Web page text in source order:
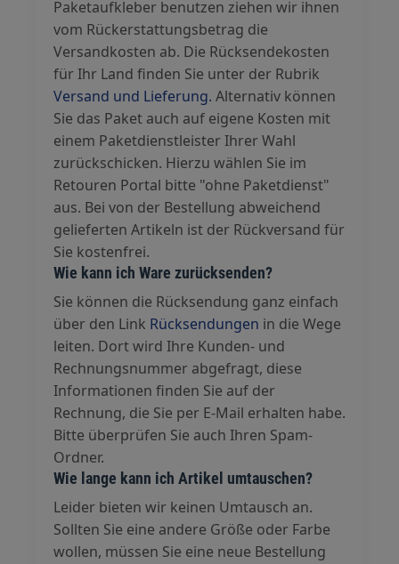
Paketaufkleber benutzen ziehen wir ihnen
vom Rückerstattungsbetrag die
Versandkosten ab. Die Rücksendekosten
für Ihr Land finden Sie unter der Rubrik
Versand und Lieferung. Alternativ können
Sie das Paket auch auf eigene Kosten mit
einem Paketdienstleister Ihrer Wahl
zurückschicken. Hierzu wählen Sie im
Retouren Portal bitte "ohne Paketdienst"
aus. Bei von der Bestellung abweichend
gelieferten Artikeln ist der Rückversand für
Sie kostenfrei.
Wie kann ich Ware zurücksenden?
Sie können die Rücksendung ganz einfach
über den Link Rücksendungen in die Wege
leiten. Dort wird Ihre Kunden- und
Rechnungsnummer abgefragt, diese
Informationen finden Sie auf der
Rechnung, die Sie per E-Mail erhalten habe.
Bitte überprüfen Sie auch Ihren Spam-
Ordner.
Wie lange kann ich Artikel umtauschen?
Leider bieten wir keinen Umtausch an.
Sollten Sie eine andere Größe oder Farbe
wollen, müssen Sie eine neue Bestellung